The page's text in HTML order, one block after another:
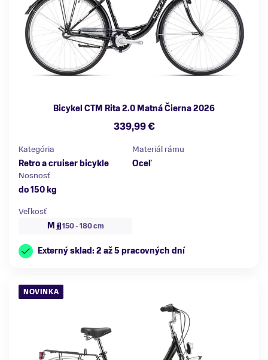
Bicykel CTM Rita 2.0 Matná Čierna 2026
339,99 €
Kategória
Retro a cruiser bicykle
Materiál rámu
Oceľ
Nosnosť
do 150 kg
Veľkosť
M
150 - 180 cm
Externý sklad: 2 až 5 pracovných dní
NOVINKA